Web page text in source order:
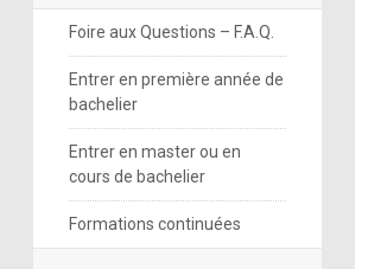
Foire aux Questions – F.A.Q.
Entrer en première année de
bachelier
Entrer en master ou en
cours de bachelier
Formations continuées